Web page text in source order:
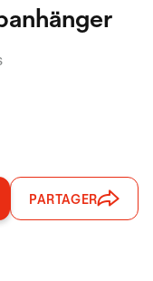
PARTAGER